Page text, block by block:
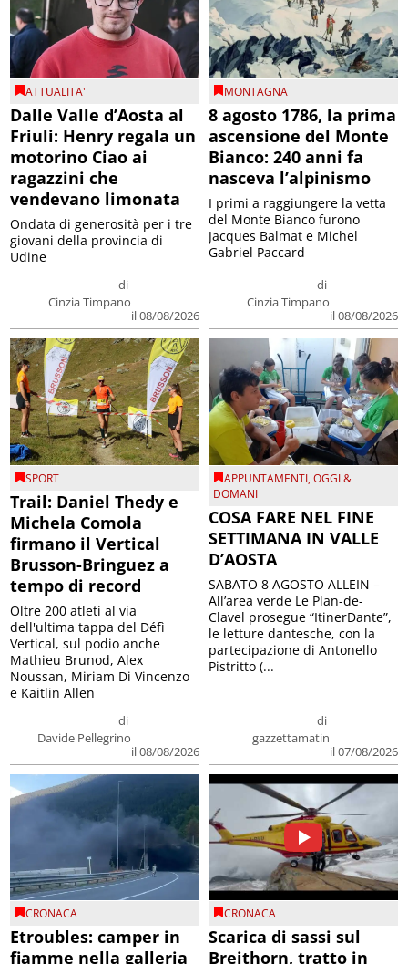
ATTUALITA'
Dalle Valle d’Aosta al
Friuli: Henry regala un
motorino Ciao ai
ragazzini che
vendevano limonata
di
Cinzia Timpano
il 08/08/2026
Ondata di generosità per i tre
giovani della provincia di
Udine
MONTAGNA
8 agosto 1786, la prima
ascensione del Monte
Bianco: 240 anni fa
nasceva l’alpinismo
di
Cinzia Timpano
il 08/08/2026
I primi a raggiungere la vetta
del Monte Bianco furono
Jacques Balmat e Michel
Gabriel Paccard
SPORT
Trail: Daniel Thedy e
Michela Comola
firmano il Vertical
Brusson-Bringuez a
tempo di record
di
Davide Pellegrino
il 08/08/2026
Oltre 200 atleti al via
dell'ultima tappa del Défì
Vertical, sul podio anche
Mathieu Brunod, Alex
Noussan, Miriam Di Vincenzo
e Kaitlin Allen
APPUNTAMENTI,OGGI &
DOMANI
COSA FARE NEL FINE
SETTIMANA IN VALLE
D’AOSTA
di
gazzettamatin
il 07/08/2026
SABATO 8 AGOSTO ALLEIN –
All’area verde Le Plan-de-
Clavel prosegue “ItinerDante”,
le letture dantesche, con la
partecipazione di Antonello
Pistritto (...
CRONACA
Etroubles: camper in
fiamme nella galleria
CRONACA
Scarica di sassi sul
Breithorn, tratto in